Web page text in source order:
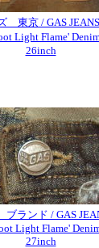
東京 / GAS
Light Flame'
26inch
ランド / GAS
Light Flame'
27inch